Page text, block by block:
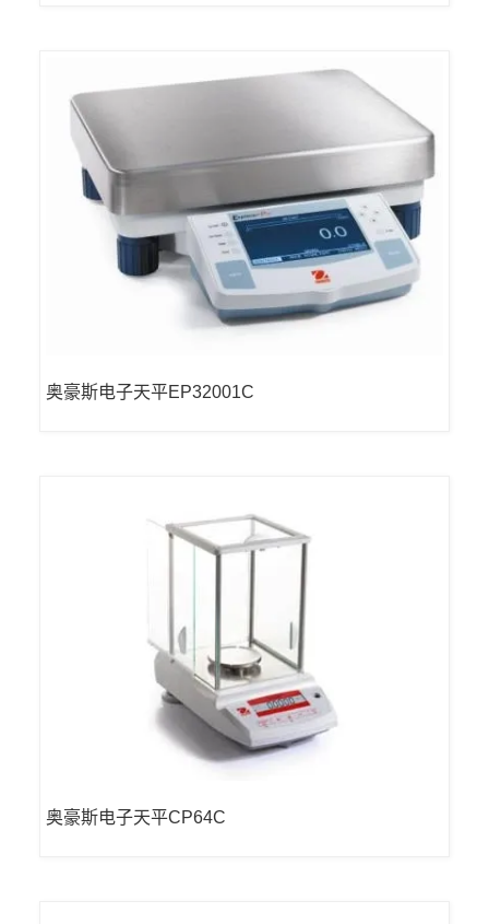
奥豪斯电子天平EP32001C
奥豪斯电子天平CP64C